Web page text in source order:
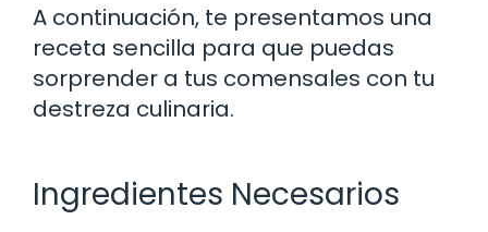
A continuación, te presentamos una
receta sencilla para que puedas
sorprender a tus comensales con tu
destreza culinaria.
Ingredientes Necesarios